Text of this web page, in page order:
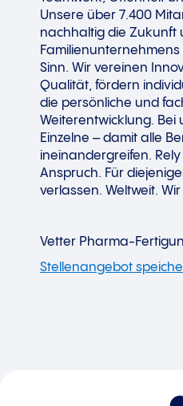
Unsere über 7.400
nachhaltig die Zukunft
Familienunternehmens
Sinn. Wir vereinen
Qualität, fördern
die persönliche und
Weiterentwicklung. Bei
Einzelne – damit alle
ineinandergreifen.
Anspruch. Für
verlassen. Weltweit.
Vetter Pharma-